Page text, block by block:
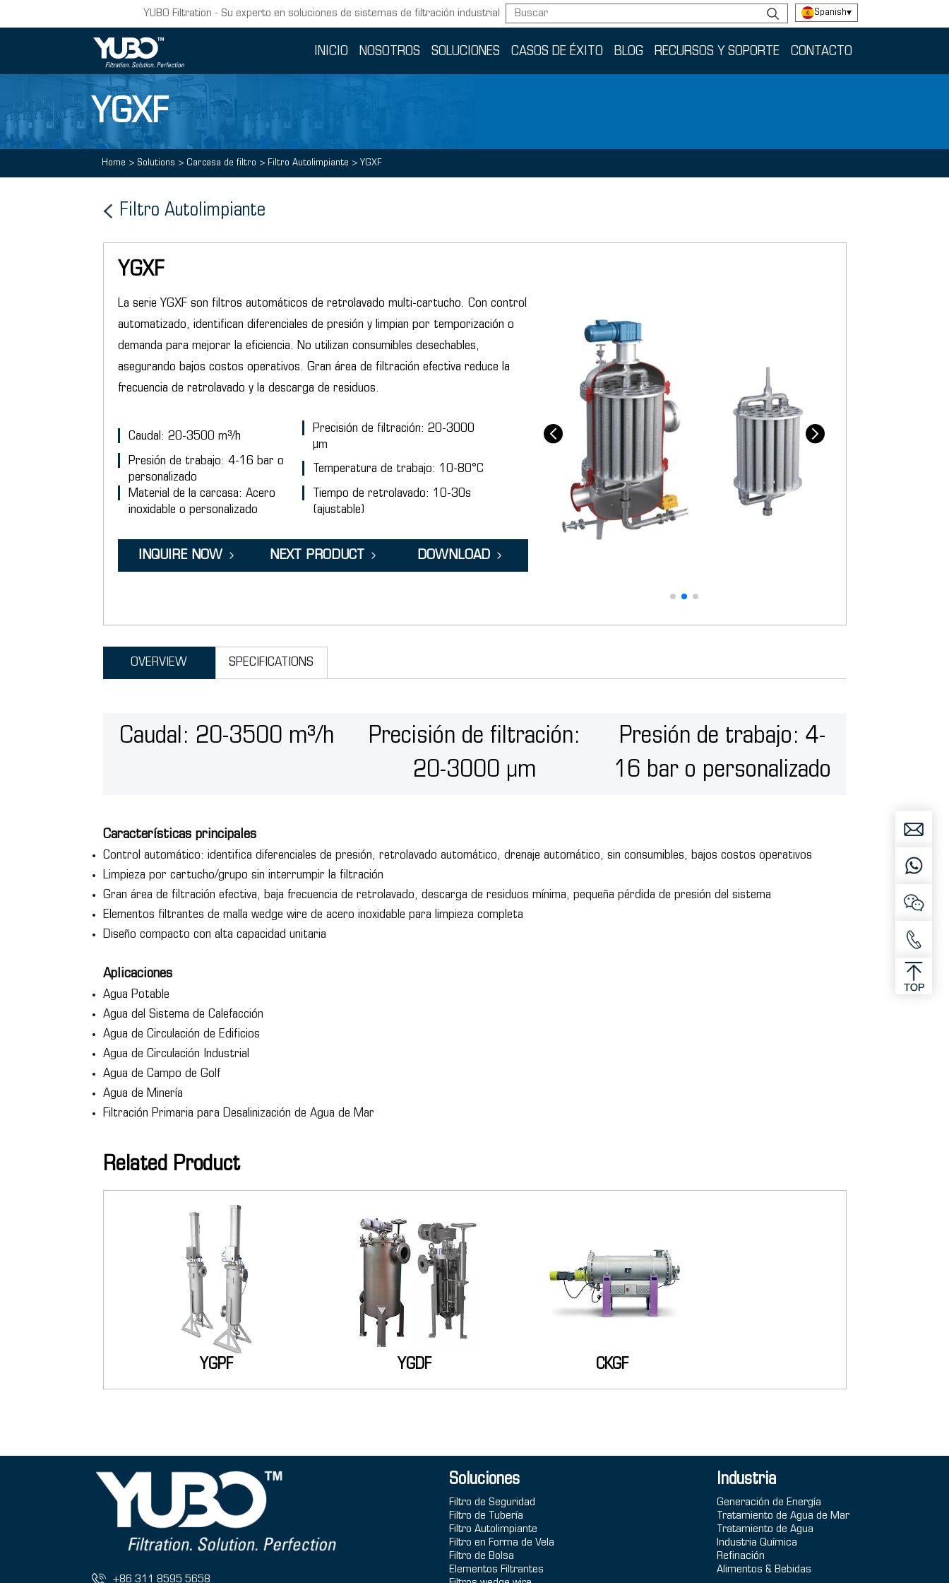
YUBO Filtration - Su experto en soluciones de sistemas de filtración industrial Spanish▾
INICIO NOSOTROS SOLUCIONES CASOS DE ÉXITO BLOG RECURSOS Y SOPORTE CONTACTO
YGXF
Home > Solutions > Carcasa de filtro > Filtro Autolimpiante > YGXF
Filtro Autolimpiante
YGXF
La serie YGXF son filtros automáticos de retrolavado multi-cartucho. Con control
automatizado, identifican diferenciales de presión y limpian por temporización o
demanda para mejorar la eficiencia. No utilizan consumibles desechables,
asegurando bajos costos operativos. Gran área de filtración efectiva reduce la
frecuencia de retrolavado y la descarga de residuos.
Caudal: 20-3500 m³/h
Precisión de filtración: 20-3000
μm
Presión de trabajo: 4-16 bar o
personalizado
Temperatura de trabajo: 10-80°C
Material de la carcasa: Acero
inoxidable o personalizado
Tiempo de retrolavado: 10-30s
(ajustable)
INQUIRE NOW NEXT PRODUCT DOWNLOAD
OVERVIEW SPECIFICATIONS
Caudal: 20-3500 m³/h
Precisión de filtración:
20-3000 μm
Presión de trabajo: 4-
16 bar o personalizado
Características principales
Control automático: identifica diferenciales de presión, retrolavado automático, drenaje automático, sin consumibles, bajos costos operativos
Limpieza por cartucho/grupo sin interrumpir la filtración
Gran área de filtración efectiva, baja frecuencia de retrolavado, descarga de residuos mínima, pequeña pérdida de presión del sistema
Elementos filtrantes de malla wedge wire de acero inoxidable para limpieza completa
Diseño compacto con alta capacidad unitaria
Aplicaciones
Agua Potable
Agua del Sistema de Calefacción
Agua de Circulación de Edificios
Agua de Circulación Industrial
Agua de Campo de Golf
Agua de Minería
Filtración Primaria para Desalinización de Agua de Mar
Related Product
YGPF YGDF CKGF
+86 311 8595 5658
Soluciones
Filtro de Seguridad
Filtro de Tubería
Filtro Autolimpiante
Filtro en Forma de Vela
Filtro de Bolsa
Elementos Filtrantes
Industria
Generación de Energía
Tratamiento de Agua de Mar
Tratamiento de Agua
Industria Química
Refinación
Alimentos & Bebidas